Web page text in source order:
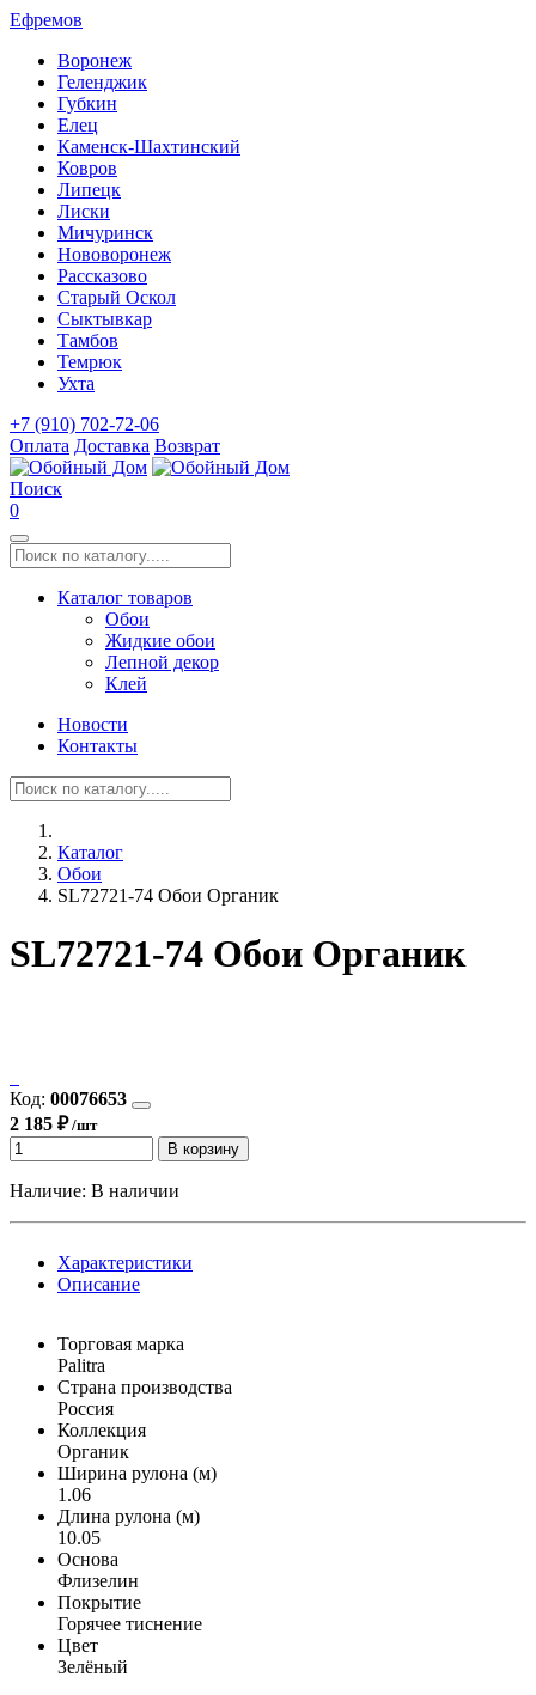
Ефремов
Воронеж
Геленджик
Губкин
Елец
Каменск-Шахтинский
Ковров
Липецк
Лиски
Мичуринск
Нововоронеж
Рассказово
Старый Оскол
Сыктывкар
Тамбов
Темрюк
Ухта
+7 (910) 702-72-06
Оплата Доставка Возврат
Поиск
0
Каталог товаров
Обои
Жидкие обои
Лепной декор
Клей
Новости
Контакты
Каталог
Обои
SL72721-74 Обои Органик
SL72721-74 Обои Органик
Код: 00076653
2 185 ₽/шт
В корзину
Наличие: В наличии
Характеристики
Описание
Торговая марка
Palitra
Страна производства
Россия
Коллекция
Органик
Ширина рулона (м)
1.06
Длина рулона (м)
10.05
Основа
Флизелин
Покрытие
Горячее тиснение
Цвет
Зелёный